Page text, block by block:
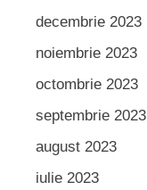
decembrie 2023
noiembrie 2023
octombrie 2023
septembrie 2023
august 2023
iulie 2023